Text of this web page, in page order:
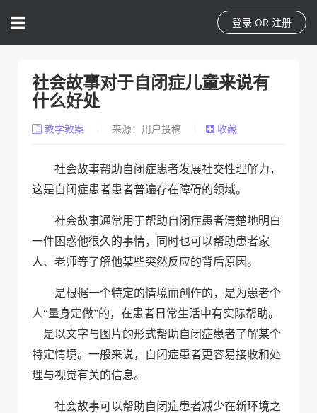
登录 OR 注册
社会故事对于自闭症儿童来说有
什么好处
教学教案 来源：用户投稿 收藏
社会故事帮助自闭症患者发展社交性理解力，
这是自闭症患者患者普遍存在障碍的领域。
社会故事通常用于帮助自闭症患者清楚地明白
一件困惑他很久的事情，同时也可以帮助患者家
人、老师等了解他某些突然反应的背后原因。
是根据一个特定的情境而创作的，是为患者个
人“量身定做”的，在患者日常生活中有实际帮助。
是以文字与图片的形式帮助自闭症患者了解某个
特定情境。一般来说，自闭症患者更容易接收和处
理与视觉有关的信息。
社会故事可以帮助自闭症患者减少在新环境之